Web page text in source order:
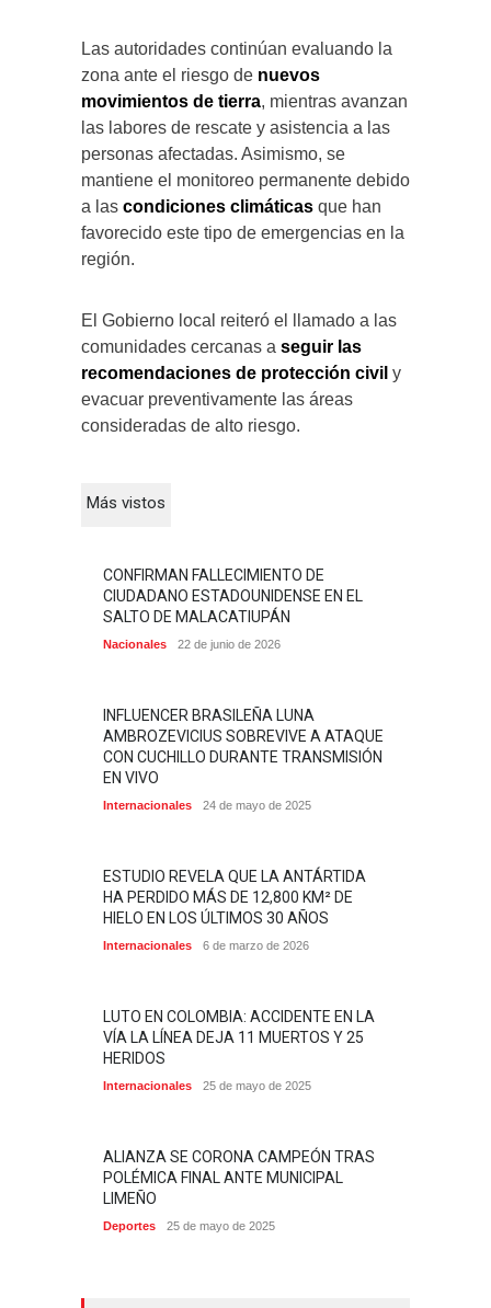
Las autoridades continúan evaluando la
zona ante el riesgo de nuevos
movimientos de tierra, mientras avanzan
las labores de rescate y asistencia a las
personas afectadas. Asimismo, se
mantiene el monitoreo permanente debido
a las condiciones climáticas que han
favorecido este tipo de emergencias en la
región.
El Gobierno local reiteró el llamado a las
comunidades cercanas a seguir las
recomendaciones de protección civil y
evacuar preventivamente las áreas
consideradas de alto riesgo.
Más vistos
CONFIRMAN FALLECIMIENTO DE
CIUDADANO ESTADOUNIDENSE EN EL
SALTO DE MALACATIUPÁN
Nacionales 22 de junio de 2026
INFLUENCER BRASILEÑA LUNA
AMBROZEVICIUS SOBREVIVE A ATAQUE
CON CUCHILLO DURANTE TRANSMISIÓN
EN VIVO
Internacionales 24 de mayo de 2025
ESTUDIO REVELA QUE LA ANTÁRTIDA
HA PERDIDO MÁS DE 12,800 KM² DE
HIELO EN LOS ÚLTIMOS 30 AÑOS
Internacionales 6 de marzo de 2026
LUTO EN COLOMBIA: ACCIDENTE EN LA
VÍA LA LÍNEA DEJA 11 MUERTOS Y 25
HERIDOS
Internacionales 25 de mayo de 2025
ALIANZA SE CORONA CAMPEÓN TRAS
POLÉMICA FINAL ANTE MUNICIPAL
LIMEÑO
Deportes 25 de mayo de 2025